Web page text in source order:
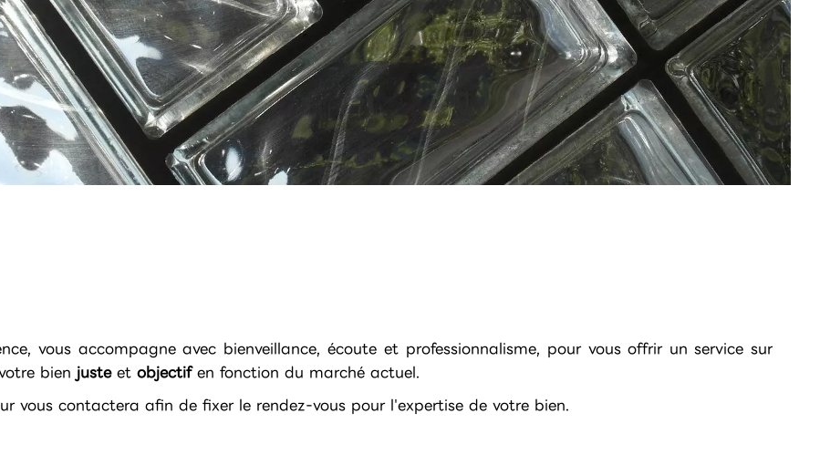
vous accompagne avec bienveillance, écoute et professionnalisme, pour vous offrir un service sur
bien juste et objectif en fonction du marché actuel.
vous contactera afin de fixer le rendez-vous pour l'expertise de votre bien.